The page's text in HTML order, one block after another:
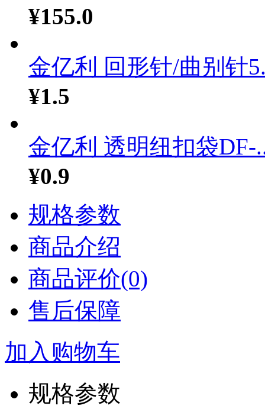
¥155.0
金亿利 回形针/曲别针
¥1.5
金亿利 透明纽扣袋DF-
¥0.9
规格参数
商品介绍
商品评价(0)
售后保障
加入购物车
规格参数